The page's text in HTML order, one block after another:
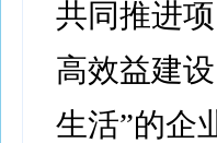
共同推进
高效益建
生活”的企